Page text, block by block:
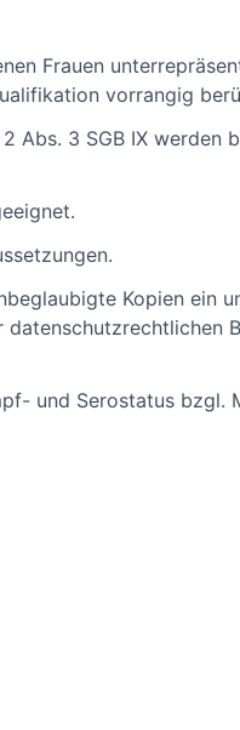
Frauen
vorrangig
Abs. 3 SGB IX werden
Kopien ein
und Serostatus bzgl.